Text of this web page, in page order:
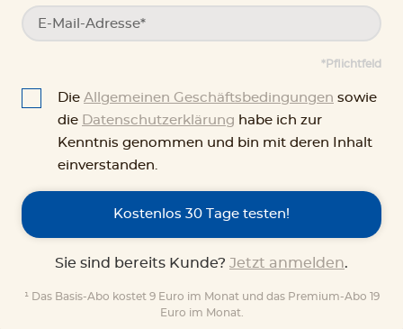
*Pflichtfeld
Die Allgemeinen Geschäftsbedingungen sowie
die Datenschutzerklärung habe ich zur
Kenntnis genommen und bin mit deren Inhalt
einverstanden.
Kostenlos 30 Tage testen!
Sie sind bereits Kunde? Jetzt anmelden.
¹ Das Basis-Abo kostet 9 Euro im Monat und das Premium-Abo 19
Euro im Monat.